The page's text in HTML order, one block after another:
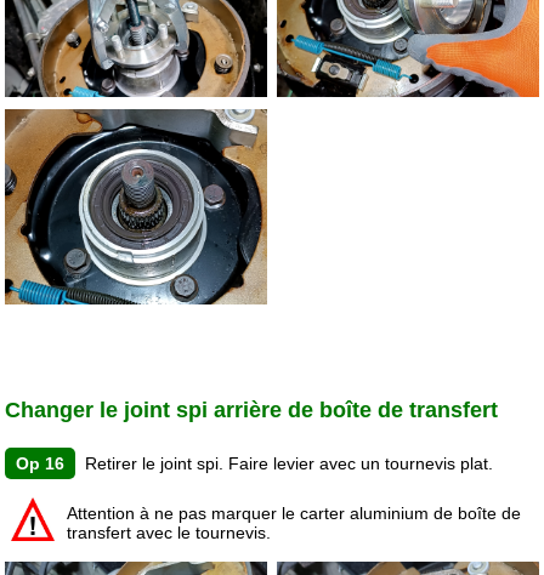
Changer le joint spi arrière de boîte de transfert
Op 16 Retirer le joint spi. Faire levier avec un tournevis plat.
Attention à ne pas marquer le carter aluminium de boîte de
transfert avec le tournevis.